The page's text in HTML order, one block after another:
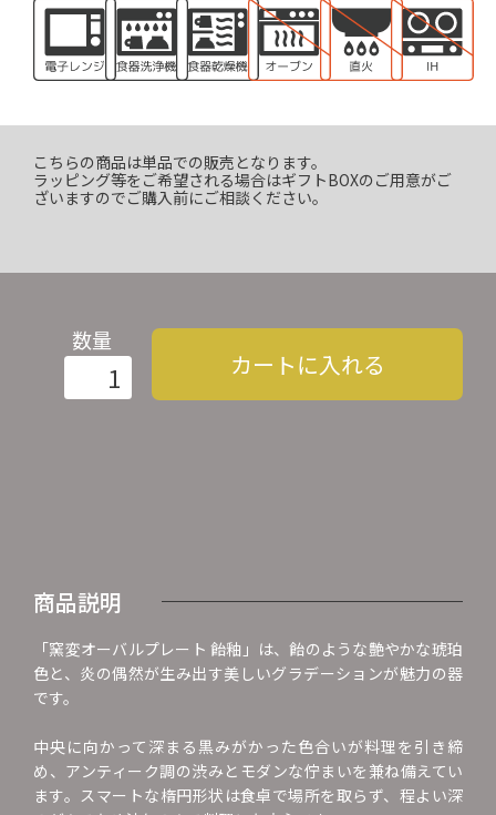
こちらの商品は単品での販売となります。
ラッピング等をご希望される場合はギフトBOXのご用意がご
ざいますのでご購入前にご相談ください。
数量
カートに入れる
商品説明
「窯変オーバルプレート 飴釉」は、飴のような艶やかな琥珀
色と、炎の偶然が生み出す美しいグラデーションが魅力の器
です。
中央に向かって深まる黒みがかった色合いが料理を引き締
め、アンティーク調の渋みとモダンな佇まいを兼ね備えてい
ます。スマートな楕円形状は食卓で場所を取らず、程よい深